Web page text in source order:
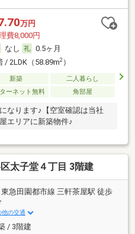
万円
費8,000円
なし
0.5ヶ月
/ 2LDK（58.89m2）
新築
二人暮らし
ーネット無料 角部屋
なります♪【空室確認は当社
エリアに新築物件♪
太子堂４丁目 3階建
東急田園都市線 三軒茶屋駅 徒歩
他の交通
/ 3階建